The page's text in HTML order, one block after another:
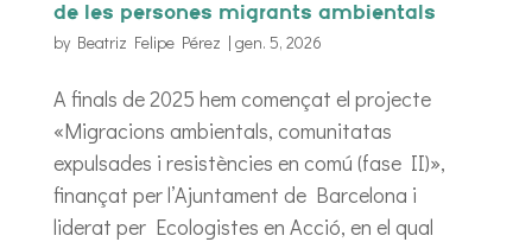
de les persones migrants ambientals
by Beatriz Felipe Pérez | gen. 5, 2026
A finals de 2025 hem començat el projecte
«Migracions ambientals, comunitatas
expulsades i resistències en comú (fase II)»,
finançat per l’Ajuntament de Barcelona i
liderat per Ecologistes en Acció, en el qual